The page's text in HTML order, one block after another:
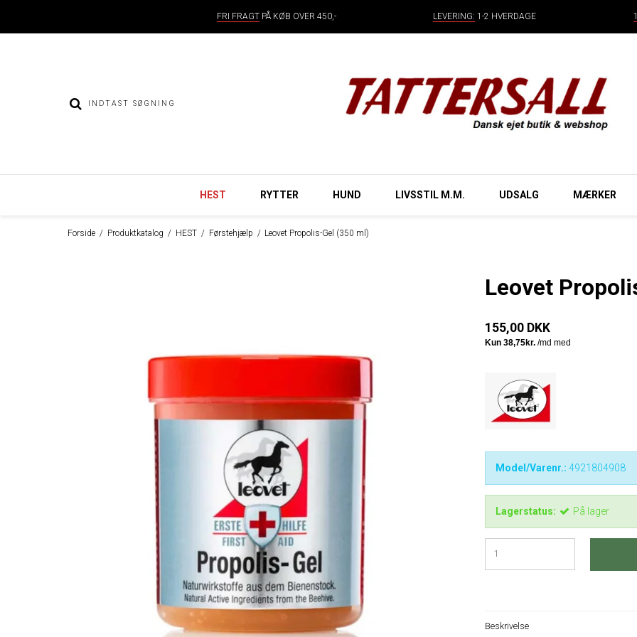
FRI FRAGTPÅ KØB OVER 450,- LEVERING: 1-2 HVERDAGE
HEST RYTTER HUND LIVSSTIL M.M. UDSALG MÆRKER
Forside / Produktkatalog / HEST / Førstehjælp / Leovet Propolis-Gel (350 ml)
Leovet
155,00 DKK
Model/Varenr.: 4921804908
Lagerstatus: På lager
Beskrivelse